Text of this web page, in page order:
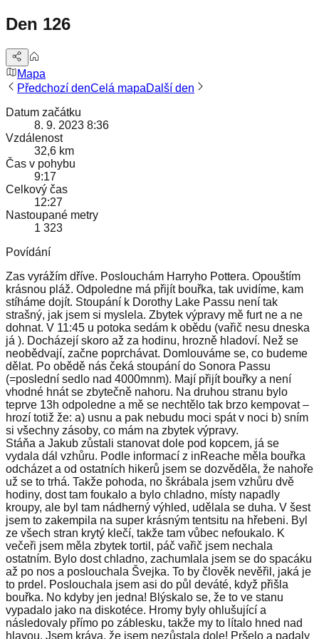
Den 126
Mapa
Předchozí denCelá mapaDalší den
Datum začátku
8. 9. 2023 8:36
Vzdálenost
32,6 km
Čas v pohybu
9:17
Celkový čas
12:27
Nastoupané metry
1 323
Povídání
Zas vyrážím dříve. Poslouchám Harryho Pottera. Opouštím
krásnou pláž. Odpoledne má přijít bouřka, tak uvidíme, kam
stíháme dojít. Stoupání k Dorothy Lake Passu není tak
strašný, jak jsem si myslela. Zbytek výpravy mě furt ne a ne
dohnat. V 11:45 u potoka sedám k obědu (vařič nesu dneska
já ). Docházejí skoro až za hodinu, hrozně hladoví. Než se
neobědvají, začne poprchávat. Domlouváme se, co budeme
dělat. Po obědě nás čeká stoupání do Sonora Passu
(=poslední sedlo nad 4000mnm). Mají přijít bouřky a není
vhodné hnát se zbytečně nahoru. Na druhou stranu bylo
teprve 13h odpoledne a mě se nechtělo tak brzo kempovat –
hrozí totiž že: a) usnu a pak nebudu moci spát v noci b) sním
si všechny zásoby, co mám na zbytek výpravy.
Stáňa a Jakub zůstali stanovat dole pod kopcem, já se
vydala dál vzhůru. Podle informací z inReache měla bouřka
odcházet a od ostatních hikerů jsem se dozvěděla, že nahoře
už se to trhá. Takže pohoda, no škrábala jsem vzhůru dvě
hodiny, dost tam foukalo a bylo chladno, místy napadly
kroupy, ale byl tam nádherný výhled, udělala se duha. V šest
jsem to zakempila na super krásným tentsitu na hřebeni. Byl
ze všech stran krytý klečí, takže tam vůbec nefoukalo. K
večeři jsem měla zbytek tortil, páč vařič jsem nechala
ostatním. Bylo dost chladno, zachumlala jsem se do spacáku
až po nos a poslouchala Švejka. To by člověk nevěřil, jaká je
to prdel. Poslouchala jsem asi do půl deváté, když přišla
bouřka. No kdyby jen jedna! Blýskalo se, že to ve stanu
vypadalo jako na diskotéce. Hromy byly ohlušující a
následovaly přímo po záblesku, takže my to lítalo hned nad
hlavou. Jsem kráva, že jsem nezůstala dole! Pršelo a padaly